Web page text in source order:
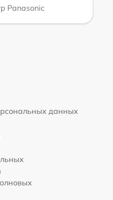
Panasonic
данных